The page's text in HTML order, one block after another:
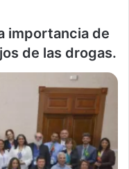
importancia de
de las drogas.